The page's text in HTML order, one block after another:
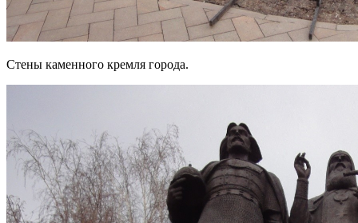
Стены каменного кремля города.